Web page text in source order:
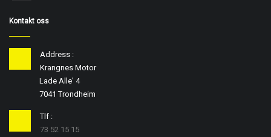
Kontakt oss
Address :
Krangnes Motor
Lade Alle' 4
7041 Trondheim
Tlf :
73 52 15 15